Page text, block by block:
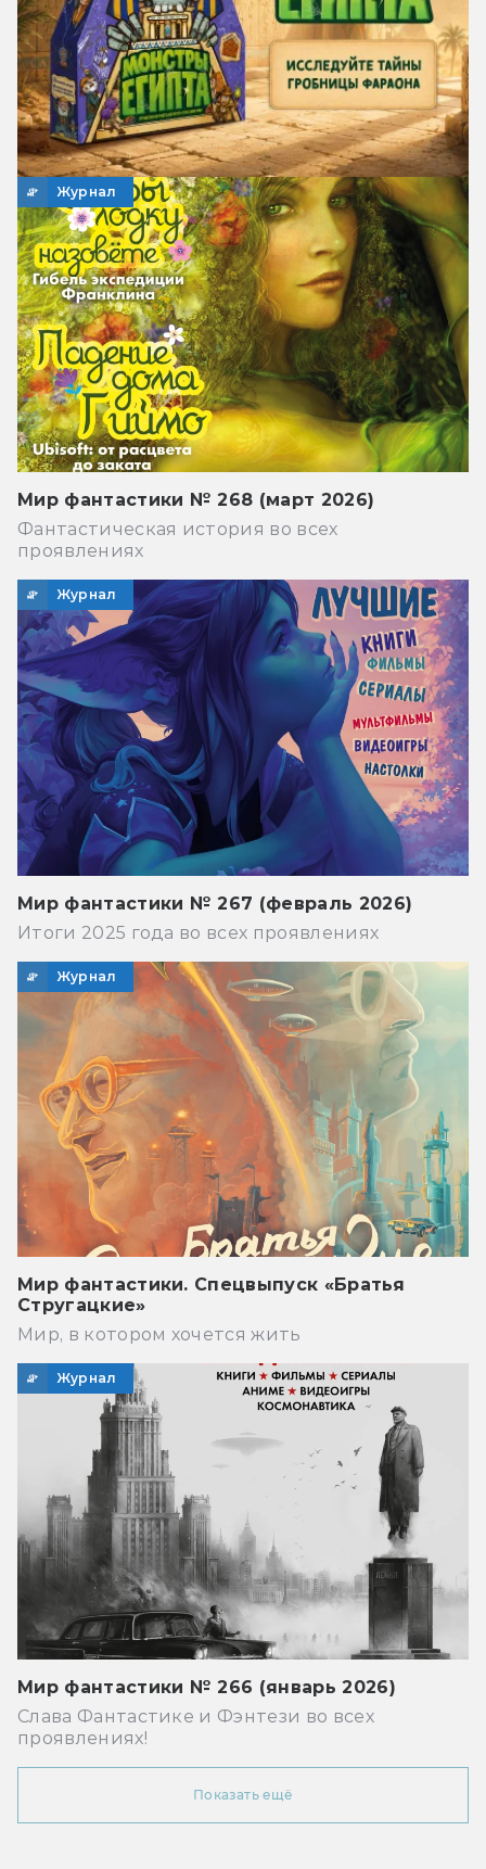
Журнал
Мир фантастики № 268 (март 2026)
Фантастическая история во всех
проявлениях
Журнал
Мир фантастики № 267 (февраль 2026)
Итоги 2025 года во всех проявлениях
Журнал
Мир фантастики. Спецвыпуск «Братья
Стругацкие»
Мир, в котором хочется жить
Журнал
Мир фантастики № 266 (январь 2026)
Слава Фантастике и Фэнтези во всех
проявлениях!
Показать ещё